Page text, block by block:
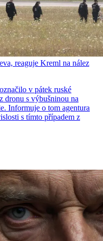
reaguje Kreml na nález
v pátek ruské
dronu s výbušninou na
Informuje o tom agentura
s tímto případem z